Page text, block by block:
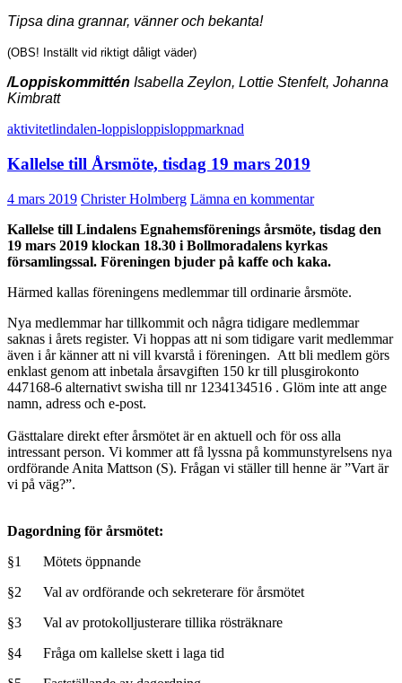
Tipsa dina grannar, vänner och bekanta!
(OBS! Inställt vid riktigt dåligt väder)
/Loppiskommittén Isabella Zeylon, Lottie Stenfelt, Johanna
Kimbratt
aktivitetlindalen-loppisloppisloppmarknad
Kallelse till Årsmöte, tisdag 19 mars 2019
4 mars 2019 Christer Holmberg Lämna en kommentar
Kallelse till Lindalens Egnahemsförenings årsmöte, tisdag den
19 mars 2019 klockan 18.30 i Bollmoradalens kyrkas
församlingssal. Föreningen bjuder på kaffe och kaka.
Härmed kallas föreningens medlemmar till ordinarie årsmöte.
Nya medlemmar har tillkommit och några tidigare medlemmar
saknas i årets register. Vi hoppas att ni som tidigare varit medlemmar
även i år känner att ni vill kvarstå i föreningen. Att bli medlem görs
enklast genom att inbetala årsavgiften 150 kr till plusgirokonto
447168-6 alternativt swisha till nr 1234134516 . Glöm inte att ange
namn, adress och e-post.
Gästtalare direkt efter årsmötet är en aktuell och för oss alla
intressant person. Vi kommer att få lyssna på kommunstyrelsens nya
ordförande Anita Mattson (S). Frågan vi ställer till henne är ”Vart är
vi på väg?”.
Dagordning för årsmötet:
§1
Mötets öppnande
§2
Val av ordförande och sekreterare för årsmötet
§3
Val av protokolljusterare tillika rösträknare
§4
Fråga om kallelse skett i laga tid